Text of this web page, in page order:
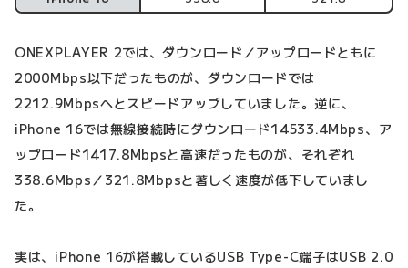
ONEXPLAYER 2では、ダウンロード／アップロードともに
2000Mbps以下だったものが、ダウンロードでは
2212.9Mbpsへとスピードアップしていました。逆に、
iPhone 16では無線接続時にダウンロード14533.4Mbps、ア
ップロード1417.8Mbpsと高速だったものが、それぞれ
338.6Mbps／321.8Mbpsと著しく速度が低下していまし
た。
実は、iPhone 16が搭載しているUSB Type-C端子はUSB 2.0